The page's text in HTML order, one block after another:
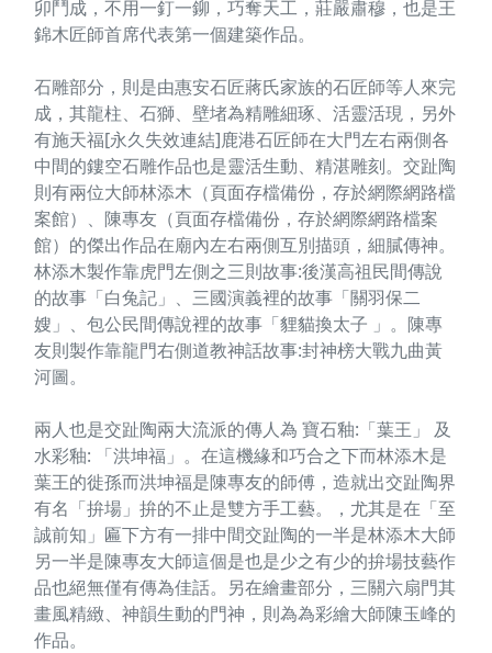
卯鬥成，不用一釘一鉚，巧奪天工，莊嚴肅穆，也是王
錦木匠師首席代表第一個建築作品。
石雕部分，則是由惠安石匠蔣氏家族的石匠師等人來完
成，其龍柱、石獅、壁堵為精雕細琢、活靈活現，另外
有施天福[永久失效連結]鹿港石匠師在大門左右兩側各
中間的鏤空石雕作品也是靈活生動、精湛雕刻。交趾陶
則有兩位大師林添木（頁面存檔備份，存於網際網路檔
案館）、陳專友（頁面存檔備份，存於網際網路檔案
館）的傑出作品在廟內左右兩側互別描頭，細膩傳神。
林添木製作靠虎門左側之三則故事:後漢高祖民間傳說
的故事「白兔記」、三國演義裡的故事「關羽保二
嫂」、包公民間傳說裡的故事「貍貓換太子 」。陳專
友則製作靠龍門右側道教神話故事:封神榜大戰九曲黃
河圖。
兩人也是交趾陶兩大流派的傳人為 寶石釉:「葉王」 及
水彩釉: 「洪坤福」。在這機緣和巧合之下而林添木是
葉王的徙孫而洪坤福是陳專友的師傅，造就出交趾陶界
有名「拚場」拚的不止是雙方手工藝。，尤其是在「至
誠前知」匾下方有一排中間交趾陶的一半是林添木大師
另一半是陳專友大師這個是也是少之有少的拚場技藝作
品也絕無僅有傳為佳話。另在繪畫部分，三關六扇門其
畫風精緻、神韻生動的門神，則為為彩繪大師陳玉峰的
作品。